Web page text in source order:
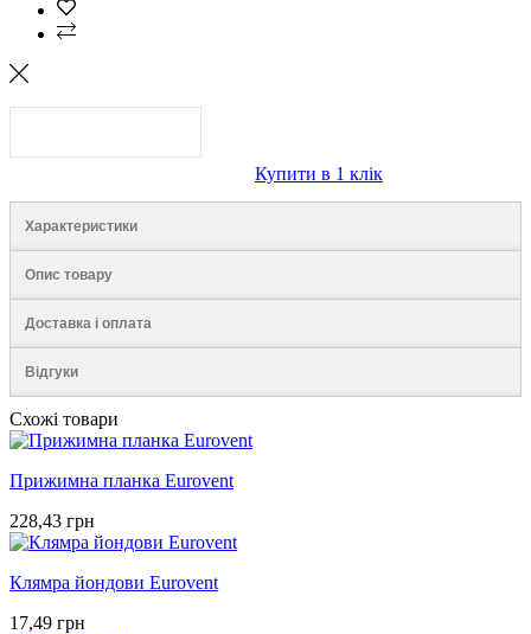
Купити в 1 клік
Характеристики
Опис товару
Доставка і оплата
Відгуки
Схожі товари
Прижимна планка Eurovent
228,43 грн
Клямра йондови Eurovent
17,49 грн